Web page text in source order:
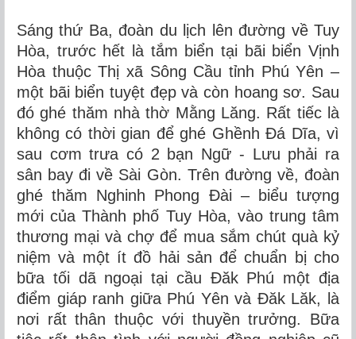
Sáng thứ Ba, đoàn du lịch lên đường về Tuy
Hòa, trước hết là tắm biển tại bãi biển Vịnh
Hòa thuộc Thị xã Sông Cầu tỉnh Phú Yên –
một bãi biển tuyệt đẹp và còn hoang sơ. Sau
đó ghé thăm nhà thờ Mằng Lăng. Rất tiếc là
không có thời gian để ghé Ghềnh Đá Dĩa, vì
sau cơm trưa có 2 bạn Ngữ - Lưu phải ra
sân bay đi về Sài Gòn. Trên đường về, đoàn
ghé thăm Nghinh Phong Đài – biểu tượng
mới của Thành phố Tuy Hòa, vào trung tâm
thương mại và chợ để mua sắm chút quà kỷ
niệm và một ít đồ hải sản để chuẩn bị cho
bữa tối dã ngoại tại cầu Đăk Phú một địa
điểm giáp ranh giữa Phú Yên và Đăk Lăk, là
nơi rất thân thuộc với thuyền trưởng. Bữa